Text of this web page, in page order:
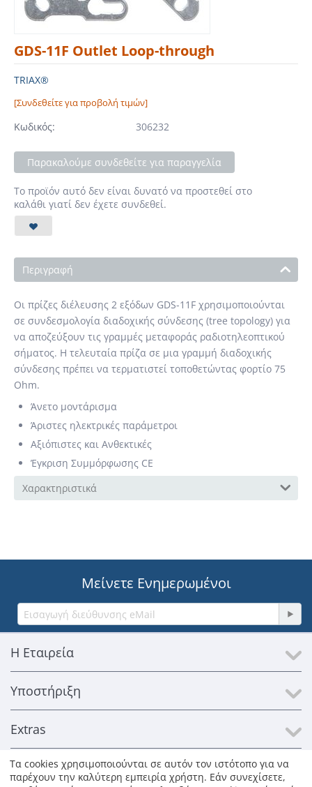
GDS-11F Outlet Loop-through
TRIAX®
[Συνδεθείτε για προβολή τιμών]
Κωδικός: 306232
Παρακαλούμε συνδεθείτε για παραγγελία
Το προϊόν αυτό δεν είναι δυνατό να προστεθεί στο
καλάθι γιατί δεν έχετε συνδεθεί.
Περιγραφή
Οι πρίζες διέλευσης 2 εξόδων GDS-11F χρησιμοποιούνται
σε συνδεσμολογία διαδοχικής σύνδεσης (tree topology) για
να αποζεύξουν τις γραμμές μεταφοράς ραδιοτηλεοπτικού
σήματος. Η τελευταία πρίζα σε μια γραμμή διαδοχικής
σύνδεσης πρέπει να τερματιστεί τοποθετώντας φορτίο 75
Ohm.
Άνετο μοντάρισμα
Άριστες ηλεκτρικές παράμετροι
Αξιόπιστες και Ανθεκτικές
Έγκριση Συμμόρφωσης CE
Χαρακτηριστικά
Μείνετε Ενημερωμένοι
Η Εταιρεία
Υποστήριξη
Extras
Επικοινωνία
Τα cookies χρησιμοποιούνται σε αυτόν τον ιστότοπο για να
παρέχουν την καλύτερη εμπειρία χρήστη. Εάν συνεχίσετε,